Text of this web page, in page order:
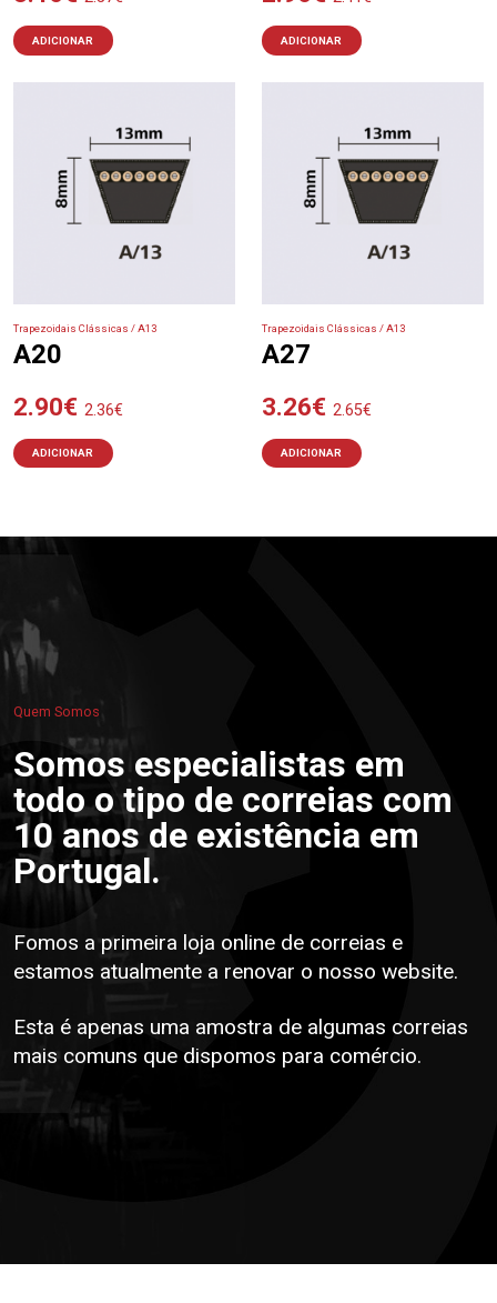
ADICIONAR ADICIONAR
Trapezoidais Clássicas / A13
A20
2.90€ 2.36€
ADICIONAR
Trapezoidais Clássicas / A13
A27
3.26€ 2.65€
ADICIONAR
Quem Somos
Somos especialistas em
todo o tipo de correias com
10 anos de existência em
Portugal.
Fomos a primeira loja online de correias e
estamos atualmente a renovar o nosso website.
Esta é apenas uma amostra de algumas correias
mais comuns que dispomos para comércio.